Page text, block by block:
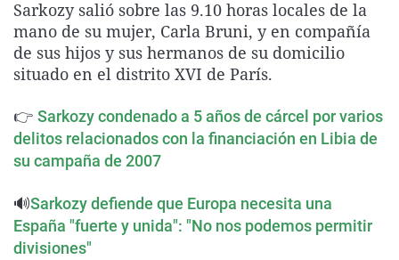
La rosa de los vientos
Gente viajera
Como el perro y el
Caso
Retornados
Equipo de
Operación Viuda
Extremadura
Galicia
La Rioja
Navarra
País Vasco
Virales
Televisión
Elecciones
Sarkozy salió sobre las 9.10 horas locales de la
mano de su mujer, Carla Bruni, y en compañía
de sus hijos y sus hermanos de su domicilio
situado en el distrito XVI de París.
👉 Sarkozy condenado a 5 años de cárcel por varios
delitos relacionados con la financiación en Libia de
su campaña de 2007
🔊Sarkozy defiende que Europa necesita una
España "fuerte y unida": "No nos podemos permitir
divisiones"